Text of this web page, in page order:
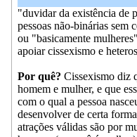
"duvidar da existência de
pessoas não-binárias sem
ou "basicamente
apoiar cissexismo e
Por quê? Cissexismo diz
homem e mulher, e que
com o qual a pessoa
desenvolver de certa
atrações válidas são por